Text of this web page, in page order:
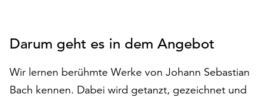
anonymen
genutzt
werden.
Darum geht es in dem Angebot
Wir lernen berühmte Werke von Johann Sebastian
Bach kennen. Dabei wird getanzt, gezeichnet und